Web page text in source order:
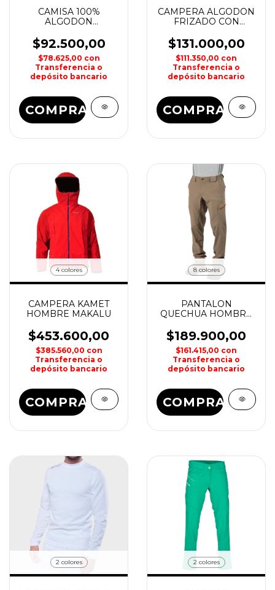
CAMISA 100%
ALGODON
HOMBRE FOREST
$92.500,00
$78.625,00 con
Transferencia o
depósito bancario
COMPRAR
CAMPERA ALGODON
FRIZADO CON
CAMUFLADO
HOMBRE FOREST
$131.000,00
$111.350,00 con
Transferencia o
depósito bancario
COMPRAR
4 colores
CAMPERA KAMET
HOMBRE MAKALU
$453.600,00
$385.560,00 con
Transferencia o
depósito bancario
COMPRAR
8 colores
PANTALON
QUECHUA HOMBRE
$189.900,00
$161.415,00 con
Transferencia o
depósito bancario
COMPRAR
2 colores 2 colores